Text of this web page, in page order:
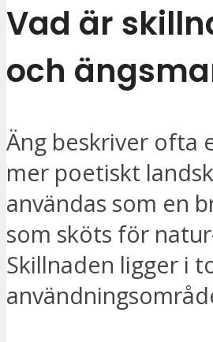
Vad är
och
Äng beskriver ofta
mer poetiskt
användas som en
som sköts för
Skillnaden ligger i